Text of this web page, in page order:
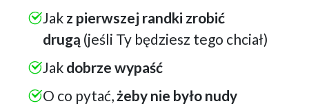
Jak z pierwszej randki zrobić
drugą (jeśli Ty będziesz tego chciał)
Jak dobrze wypaść
O co pytać, żeby nie było nudy